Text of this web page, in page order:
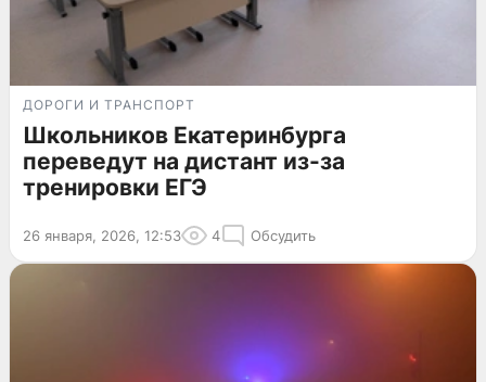
ДОРОГИ И ТРАНСПОРТ
Школьников Екатеринбурга
переведут на дистант из-за
тренировки ЕГЭ
26 января, 2026, 12:53 4 Обсудить